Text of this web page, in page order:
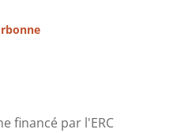
financé par l'ERC